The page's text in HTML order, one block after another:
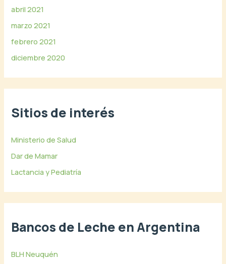
abril 2021
marzo 2021
febrero 2021
diciembre 2020
Sitios de interés
Ministerio de Salud
Dar de Mamar
Lactancia y Pediatría
Bancos de Leche en Argentina
BLH Neuquén